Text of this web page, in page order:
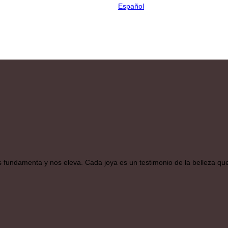
Español
y nos eleva. Cada joya es un testimonio de la belleza